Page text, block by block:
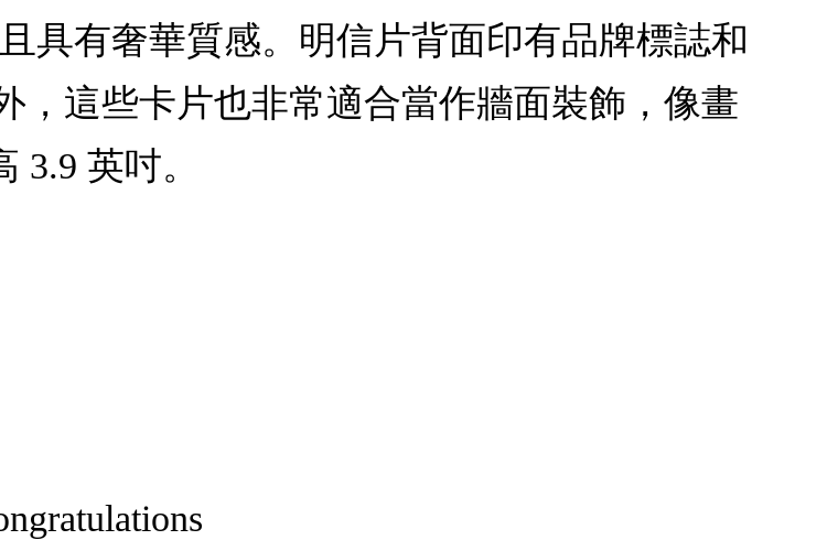
具有奢華質感。明信片背面印有品牌標誌和
，這些卡片也非常適合當作牆面裝飾，像畫
3.9 英吋。